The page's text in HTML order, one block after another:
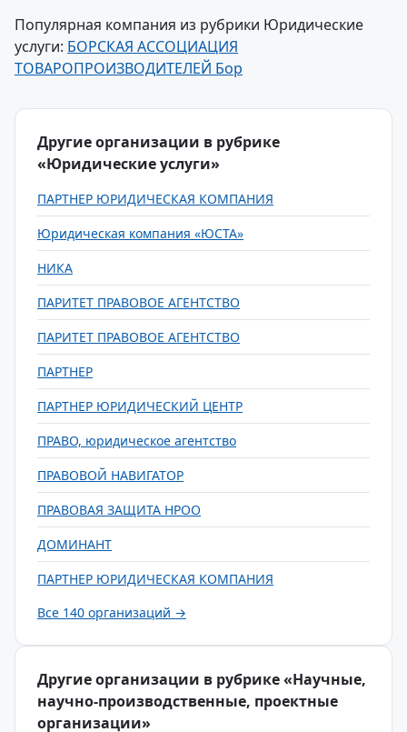
Популярная компания из рубрики Юридические
услуги: БОРСКАЯ АССОЦИАЦИЯ
ТОВАРОПРОИЗВОДИТЕЛЕЙ Бор
Другие организации в рубрике
«Юридические услуги»
ПАРТНЕР ЮРИДИЧЕСКАЯ КОМПАНИЯ
Юридическая компания «ЮСТА»
НИКА
ПАРИТЕТ ПРАВОВОЕ АГЕНТСТВО
ПАРИТЕТ ПРАВОВОЕ АГЕНТСТВО
ПАРТНЕР
ПАРТНЕР ЮРИДИЧЕСКИЙ ЦЕНТР
ПРАВО, юридическое агентство
ПРАВОВОЙ НАВИГАТОР
ПРАВОВАЯ ЗАЩИТА НРОО
ДОМИНАНТ
ПАРТНЕР ЮРИДИЧЕСКАЯ КОМПАНИЯ
Все 140 организаций →
Другие организации в рубрике «Научные,
научно-производственные, проектные
организации»